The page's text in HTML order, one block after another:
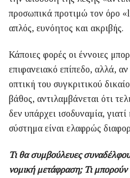
προσωπικά προτιμώ τον όρο
απλός, ευνόητος και ακριβής.
Κάποιες φορές οι έννοιες
επιφανειακό επίπεδο, αλλά,
οπτική του συγκριτικού
βάθος, αντιλαμβάνεται ότι
δεν υπάρχει ισοδυναμία,
σύστημα είναι ελαφρώς
Τι θα συμβούλευες
νομική μετάφραση; Τι μπορούν